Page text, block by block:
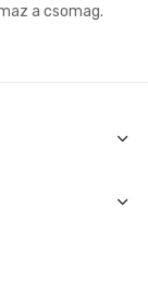
a csomag.